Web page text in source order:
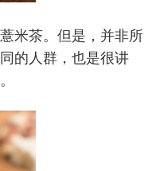
米茶。但是，并非所
的人群，也是很讲